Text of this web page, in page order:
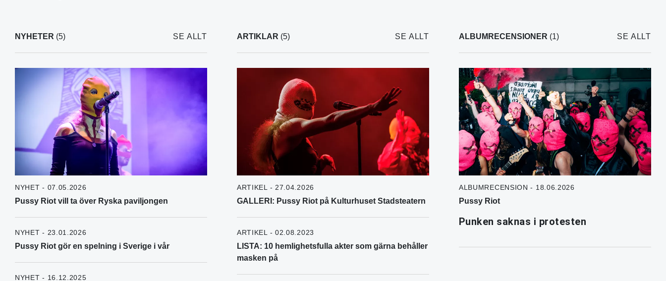
NYHETER (5) SE ALLT
NYHET - 07.05.2026
Pussy Riot vill ta över Ryska paviljongen
NYHET - 23.01.2026
Pussy Riot gör en spelning i Sverige i vår
NYHET - 16.12.2025
ARTIKLAR (5) SE ALLT
ARTIKEL - 27.04.2026
GALLERI: Pussy Riot på Kulturhuset Stadsteatern
ARTIKEL - 02.08.2023
LISTA: 10 hemlighetsfulla akter som gärna behåller
masken på
ALBUMRECENSIONER (1) SE ALLT
ALBUMRECENSION - 18.06.2026
Pussy Riot
Punken saknas i protesten